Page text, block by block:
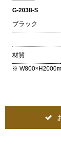
G-2038-S
ブラック
材質
※